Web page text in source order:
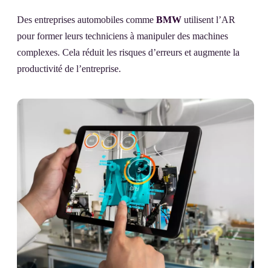
Des entreprises automobiles comme BMW utilisent l’AR
pour former leurs techniciens à manipuler des machines
complexes. Cela réduit les risques d’erreurs et augmente la
productivité de l’entreprise.